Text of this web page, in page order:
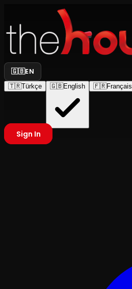
🇬🇧EN
🇹🇷Türkçe 🇬🇧English 🇫🇷Français
Sign In